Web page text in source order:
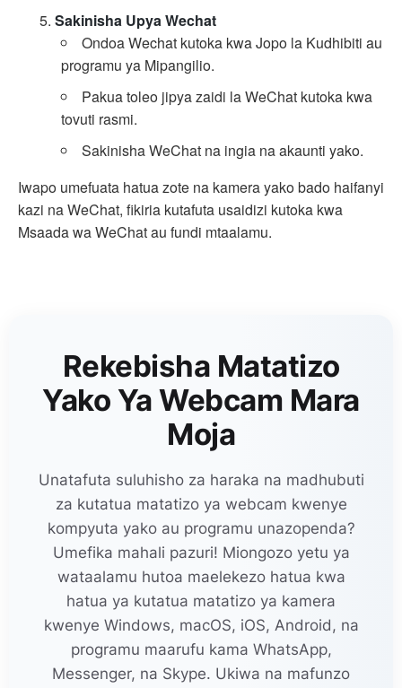
Sakinisha Upya Wechat
Ondoa Wechat kutoka kwa Jopo la Kudhibiti au
programu ya Mipangilio.
Pakua toleo jipya zaidi la WeChat kutoka kwa
tovuti rasmi.
Sakinisha WeChat na ingia na akaunti yako.
Iwapo umefuata hatua zote na kamera yako bado haifanyi
kazi na WeChat, fikiria kutafuta usaidizi kutoka kwa
Msaada wa WeChat au fundi mtaalamu.
Rekebisha Matatizo
Yako Ya Webcam Mara
Moja
Unatafuta suluhisho za haraka na madhubuti
za kutatua matatizo ya webcam kwenye
kompyuta yako au programu unazopenda?
Umefika mahali pazuri! Miongozo yetu ya
wataalamu hutoa maelekezo hatua kwa
hatua ya kutatua matatizo ya kamera
kwenye Windows, macOS, iOS, Android, na
programu maarufu kama WhatsApp,
Messenger, na Skype. Ukiwa na mafunzo